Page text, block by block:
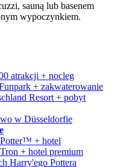
sauną lub basenem
wypoczynkiem.
atrakcji + nocleg
+ zakwaterowanie
Resort + pobyt
w Düsseldorfie
+ hotel
+ hotel premium
Harry'ego Pottera